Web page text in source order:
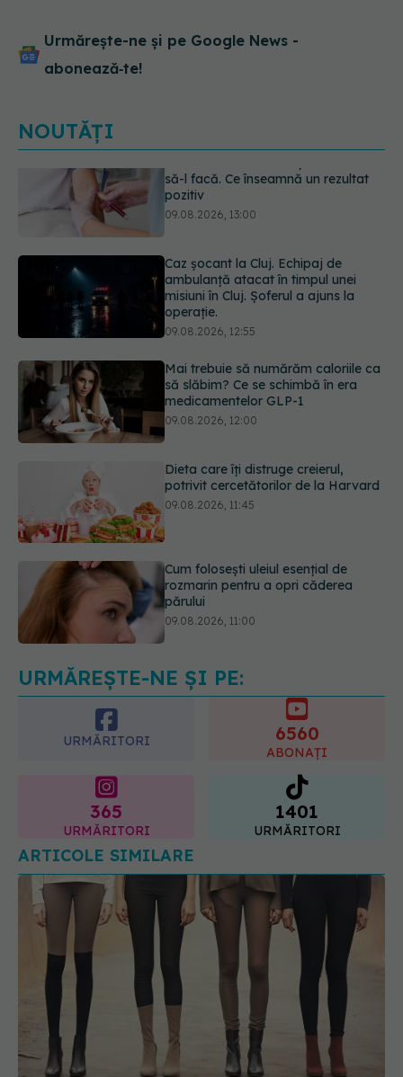
Urmărește-ne și pe Google News -
abonează‑te!
NOUTĂȚI
Caz șocant la Cluj. Echipaj de
ambulanță atacat în timpul unei
09.08.2026, 12:55
Mai trebuie să numărăm caloriile ca
să slăbim? Ce se schimbă în era
medicamentelor GLP-1
Dieta care îți distruge creierul,
potrivit cercetătorilor de la Harvard
Cum folosești uleiul esențial de
Ce este testul TORCH și cine trebuie
să-l facă. Ce înseamnă un rezultat
URMĂREȘTE-NE ȘI PE:
URMĂRITORI 6560
ABONAȚI
365
URMĂRITORI
1401
URMĂRITORI
ARTICOLE SIMILARE